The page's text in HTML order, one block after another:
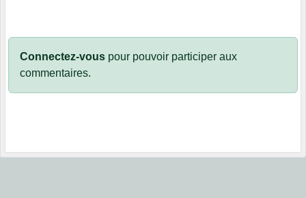
Connectez-vous pour pouvoir participer aux
commentaires.